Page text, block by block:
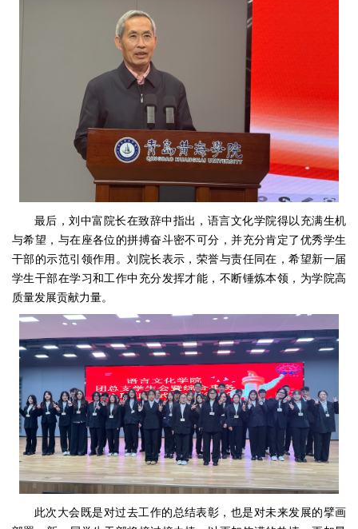
最后，刘中富院长在致辞中指出，语言文化学院得以充满生机
与希望，与在座各位的拼搏奋斗密不可分，并充分肯定了优秀学生
干部的示范引领作用。刘院长表示，荣誉与责任同在，希望新一届
学生干部在学习和工作中充分发挥才能，不断锤炼本领，为学院高
质量发展贡献力量。
此次大会既是对过去工作的总结表彰，也是对未来发展的擘画